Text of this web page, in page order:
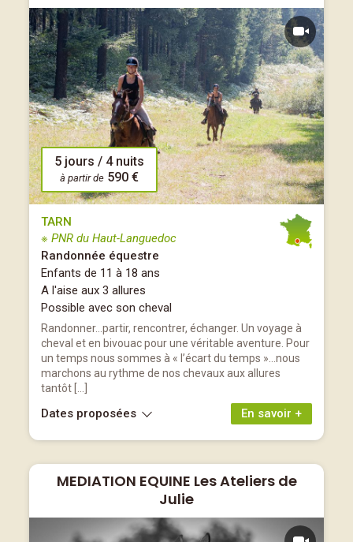
5 jours / 4 nuits
à partir de 590 €
TARN
※ PNR du Haut-Languedoc
Randonnée équestre
Enfants de 11 à 18 ans
A l'aise aux 3 allures
Possible avec son cheval
Randonner…partir, rencontrer, échanger. Un voyage à
cheval et en bivouac pour une véritable aventure. Pour
un temps nous sommes à « l’écart du temps »…nous
marchons au rythme de nos chevaux aux allures
tantôt […]
En savoir +
Dates proposées
MEDIATION EQUINE Les Ateliers de
Julie